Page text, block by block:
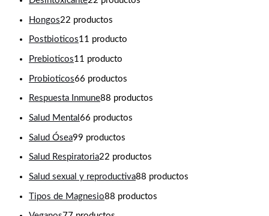
Hongos22 productos
Postbioticos11 producto
Prebioticos11 producto
Probioticos66 productos
Respuesta Inmune88 productos
Salud Mental 66 productos
Salud Ósea99 productos
Salud Respiratoria22 productos
Salud sexual y reproductiva88 productos
Tipos de Magnesio88 productos